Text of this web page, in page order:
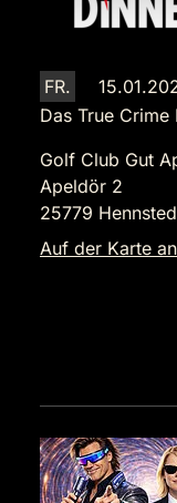
FR.
Das True Crime
Golf Club Gut
Apeldör 2
25779
Auf der Karte